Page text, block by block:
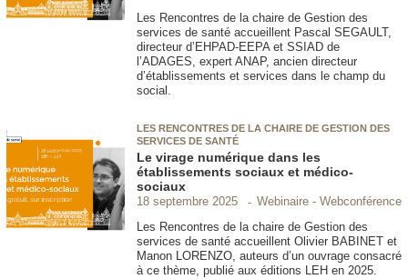
Les Rencontres de la chaire de Gestion des
services de santé accueillent Pascal SEGAULT,
directeur d’EHPAD-EEPA et SSIAD de
l’ADAGES, expert ANAP, ancien directeur
d’établissements et services dans le champ du
social.
LES RENCONTRES DE LA CHAIRE DE GESTION DES
SERVICES DE SANTÉ
Le virage numérique dans les
établissements sociaux et médico-
sociaux
18 septembre 2025
Webinaire - Webconférence
Les Rencontres de la chaire de Gestion des
services de santé accueillent Olivier BABINET et
Manon LORENZO, auteurs d’un ouvrage consacré
à ce thème, publié aux éditions LEH en 2025.